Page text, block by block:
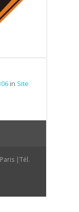
in Site
|Tél.